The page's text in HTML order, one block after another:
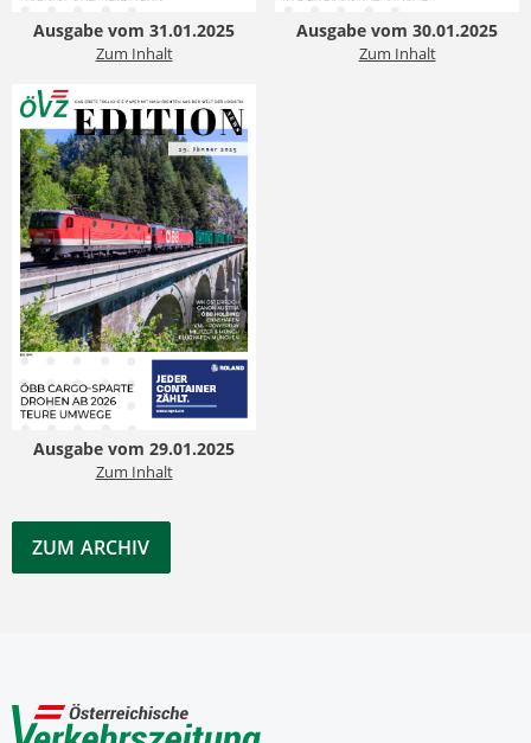
Ausgabe vom 31.01.2025
Zum Inhalt
Ausgabe vom 30.01.2025
Zum Inhalt
Ausgabe vom 29.01.2025
Zum Inhalt
ZUM ARCHIV